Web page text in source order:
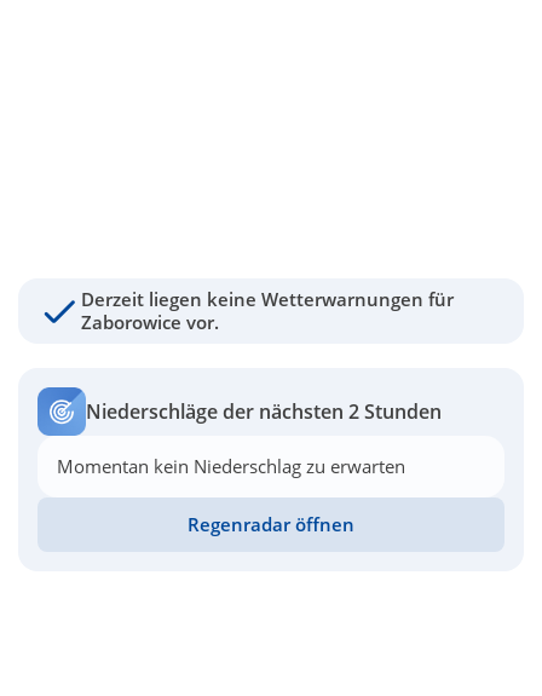
Derzeit liegen keine Wetterwarnungen für
Zaborowice vor.
Niederschläge der nächsten 2 Stunden
Momentan kein Niederschlag zu erwarten
Regenradar öffnen